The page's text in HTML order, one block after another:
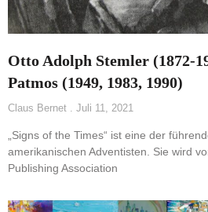
Otto Adolph Stemler (1872-
Patmos (1949, 1983, 1990)
Claus Bernet Juli 11, 2021
„Signs of the Times“ ist eine der
amerikanischen Adventisten. Sie wird
Publishing Association